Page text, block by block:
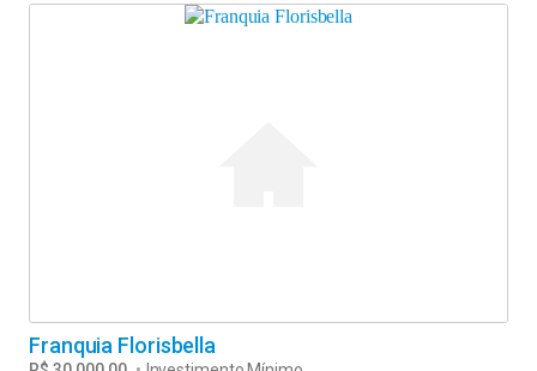
Franquia Florisbella